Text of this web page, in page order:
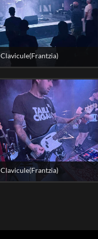
Clavicule(Frantzia)
Clavicule(Frantzia)